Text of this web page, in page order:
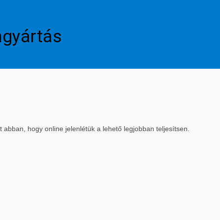
hogy online jelenlétük a lehető legjobban teljesítsen.